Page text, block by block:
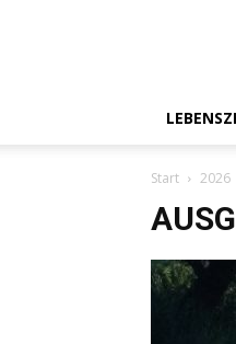
Start 2026